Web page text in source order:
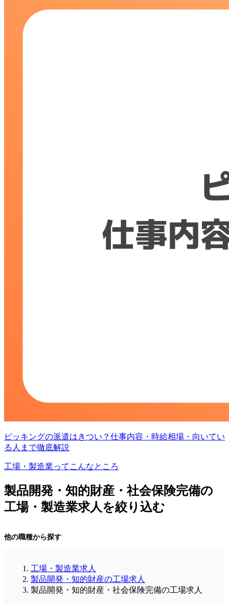
ピッキングの派遣はきつい？仕事内容・時給相場・向いてい
る人まで徹底解説
工場・製造業ってこんなところ
製品開発・知的財産・社会保険完備の
工場・製造業求人を絞り込む
他の職種から探す
工場・製造業求人
製品開発・知的財産の工場求人
製品開発・知的財産・社会保険完備の工場求人